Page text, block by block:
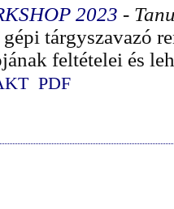
2023 -
tárgyszavazó
feltételei és
PDF